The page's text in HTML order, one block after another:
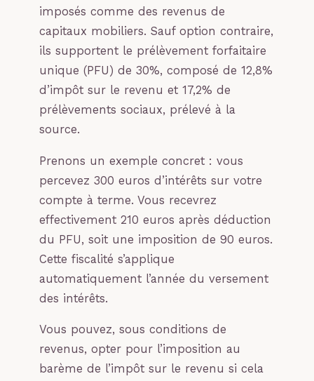
imposés comme des revenus de
capitaux mobiliers. Sauf option contraire,
ils supportent le prélèvement forfaitaire
unique (PFU) de 30%, composé de 12,8%
d’impôt sur le revenu et 17,2% de
prélèvements sociaux, prélevé à la
source.
Prenons un exemple concret : vous
percevez 300 euros d’intérêts sur votre
compte à terme. Vous recevrez
effectivement 210 euros après déduction
du PFU, soit une imposition de 90 euros.
Cette fiscalité s’applique
automatiquement l’année du versement
des intérêts.
Vous pouvez, sous conditions de
revenus, opter pour l’imposition au
barème de l’impôt sur le revenu si cela